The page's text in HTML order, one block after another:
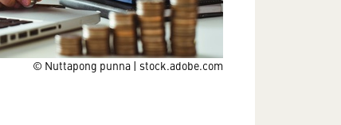
© Nuttapong punna | stock.adobe.com